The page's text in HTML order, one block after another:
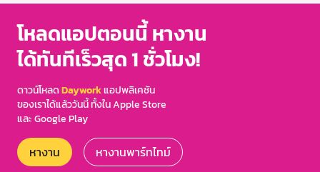
โหลดแอปตอนนี้ หางาน
ได้ทันทีเร็วสุด 1 ชั่วโมง!
ดาวน์โหลดDayworkแอปพลิเคชัน
ของเราได้แล้ววันนี้ ทั้งใน Apple Store
และ Google Play
หางาน หางานพาร์ทไทม์